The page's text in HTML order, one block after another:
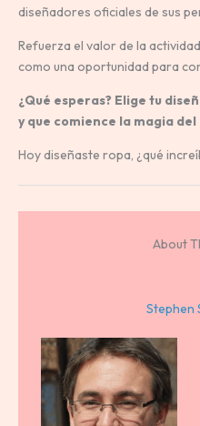
diseñadores oficiales de sus
Refuerza el valor de la
como una oportunidad para
¿Qué esperas? Elige tu
y que comience la magia del
Hoy diseñaste ropa, ¿qué
About
Stephen